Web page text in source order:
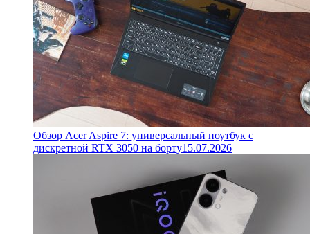
Обзор Acer Aspire 7: универсальный ноутбук с
дискретной RTX 3050 на борту15.07.2026